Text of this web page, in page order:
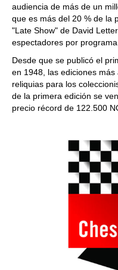
audiencia de más de un
que es más del 20 % de la
"Late Show" de David
espectadores por programa.
Desde que se publicó el
en 1948, las ediciones
reliquias para los
de la primera edición se
precio récord de 122.500